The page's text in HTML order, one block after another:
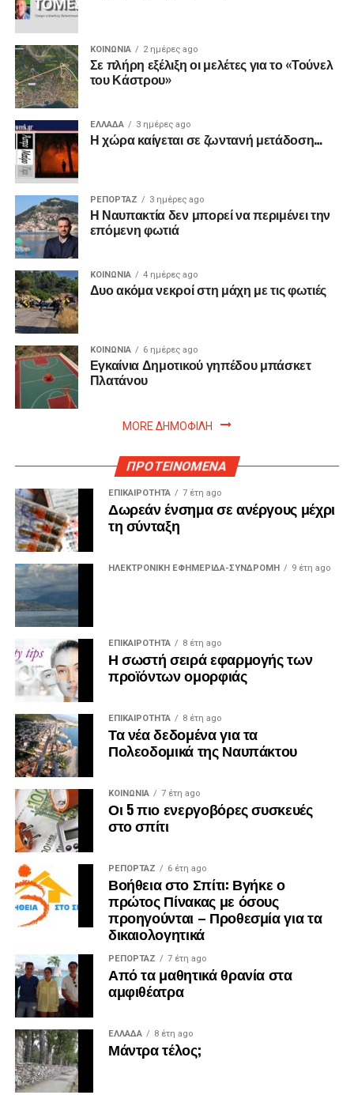
ΚΟΙΝΩΝΙΑ 2 ημέρες ago
Σε πλήρη εξέλιξη οι μελέτες για το «Τούνελ
του Κάστρου»
ΕΛΛΑΔΑ 3 ημέρες ago
Η χώρα καίγεται σε ζωντανή μετάδοση…
ΡΕΠΟΡΤΑΖ 3 ημέρες ago
Η Ναυπακτία δεν μπορεί να περιμένει την
επόμενη φωτιά
ΚΟΙΝΩΝΙΑ 4 ημέρες ago
Δυο ακόμα νεκροί στη μάχη με τις φωτιές
ΚΟΙΝΩΝΙΑ 6 ημέρες ago
Εγκαίνια Δημοτικού γηπέδου μπάσκετ
Πλατάνου
MORE ΔΗΜΟΦΙΛΗ
ΠΡΟΤΕΙΝΟΜΕΝΑ
ΕΠΙΚΑΙΡΟΤΗΤΑ 7 έτη ago
Δωρεάν ένσημα σε ανέργους μέχρι
τη σύνταξη
ΗΛΕΚΤΡΟΝΙΚΗ ΕΦΗΜΕΡΙΔΑ-ΣΥΝΔΡΟΜΗ 9 έτη ago
ΕΠΙΚΑΙΡΟΤΗΤΑ 8 έτη ago
Η σωστή σειρά εφαρμογής των
προϊόντων ομορφιάς
ΕΠΙΚΑΙΡΟΤΗΤΑ 8 έτη ago
Τα νέα δεδομένα για τα
Πολεοδομικά της Ναυπάκτου
ΚΟΙΝΩΝΙΑ 7 έτη ago
Οι 5 πιο ενεργοβόρες συσκευές
στο σπίτι
ΡΕΠΟΡΤΑΖ 6 έτη ago
Βοήθεια στο Σπίτι: Βγήκε ο
πρώτος Πίνακας με όσους
προηγούνται – Προθεσμία για τα
δικαιολογητικά
ΡΕΠΟΡΤΑΖ 7 έτη ago
Από τα μαθητικά θρανία στα
αμφιθέατρα
ΕΛΛΑΔΑ 8 έτη ago
Μάντρα τέλος;